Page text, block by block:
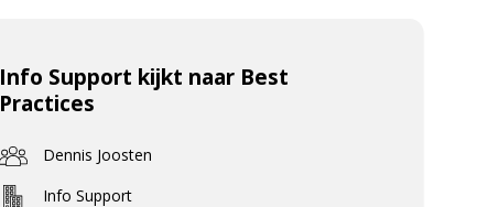
Info Support kijkt naar Best
Practices
Dennis Joosten
Info Support